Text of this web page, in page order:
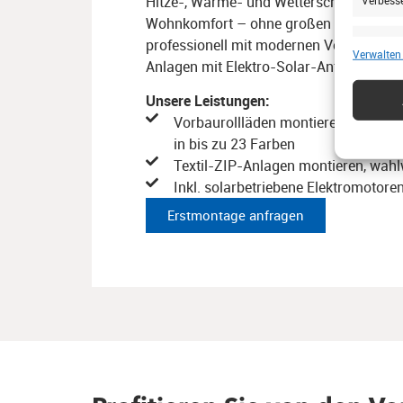
Wohnkomfort – ohne großen Umbau.
professionell mit modernen
Anlagen mit Elektro-Solar-Antrieb nach.
Unsere Leistungen:
Vorbaurollläden montieren, in
in bis zu 23 Farben​
Textil-ZIP-Anlagen montieren,
Inkl. solarbetriebene
Erstmontage anfragen​